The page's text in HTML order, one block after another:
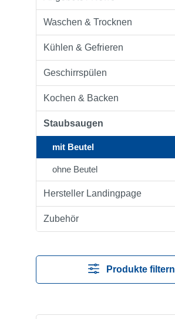
Waschen & Trocknen
Kühlen & Gefrieren
Geschirrspülen
Kochen & Backen
Staubsaugen
mit Beutel
ohne Beutel
Hersteller Landingpage
Zubehör
Produkte filtern